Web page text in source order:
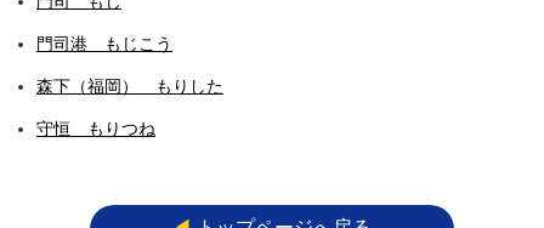
門司港 もじこう
森下（福岡） もりした
守恒 もりつね